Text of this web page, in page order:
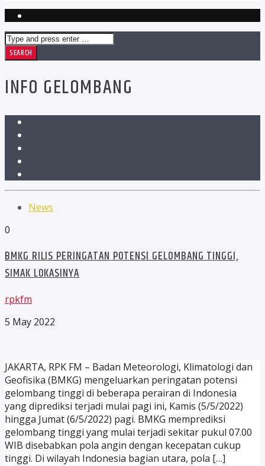
INFO GELOMBANG
News
0
BMKG RILIS PERINGATAN POTENSI GELOMBANG TINGGI,
SIMAK LOKASINYA
rpkfm
5 May 2022
JAKARTA, RPK FM – Badan Meteorologi, Klimatologi dan
Geofisika (BMKG) mengeluarkan peringatan potensi
gelombang tinggi di beberapa perairan di Indonesia
yang diprediksi terjadi mulai pagi ini, Kamis (5/5/2022)
hingga Jumat (6/5/2022) pagi. BMKG memprediksi
gelombang tinggi yang mulai terjadi sekitar pukul 07.00
WIB disebabkan pola angin dengan kecepatan cukup
tinggi. Di wilayah Indonesia bagian utara, pola […]